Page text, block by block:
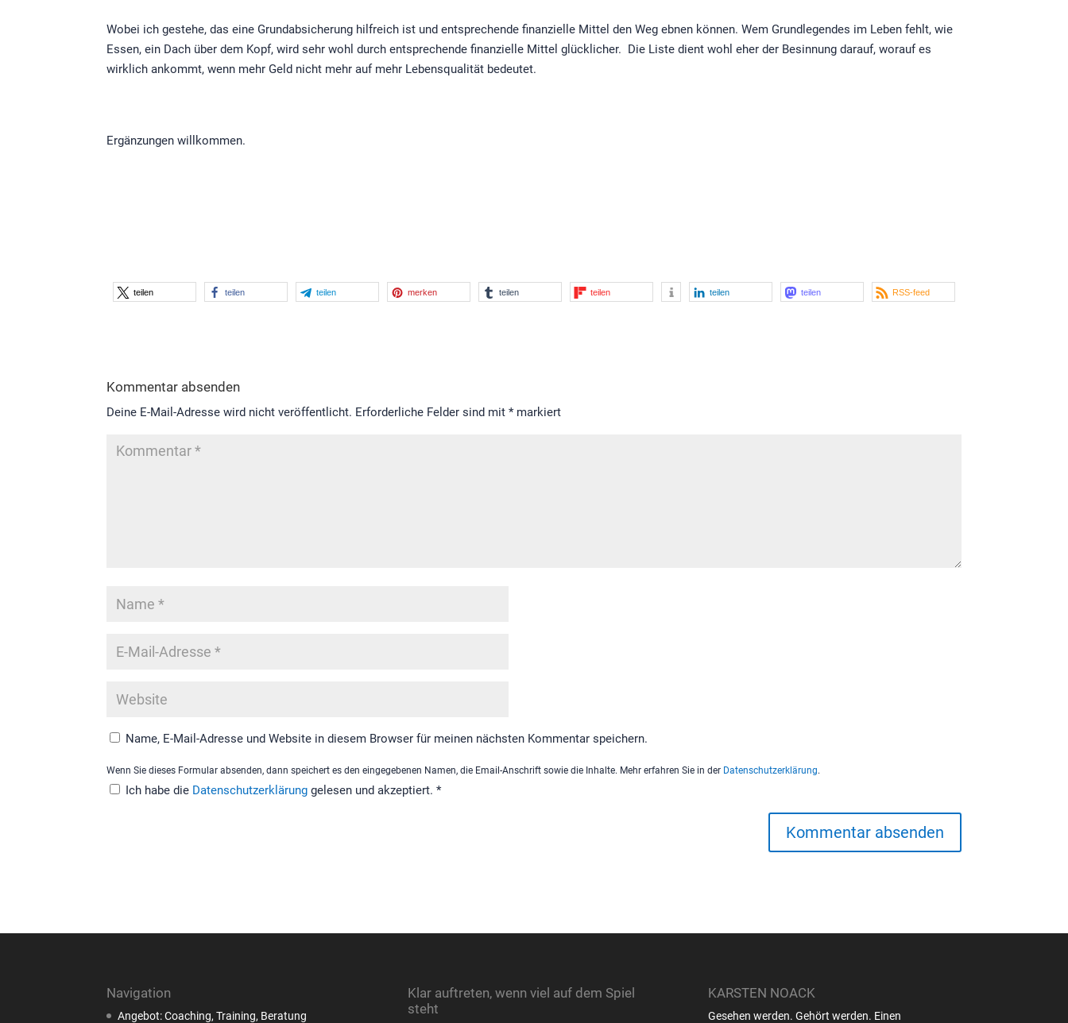
Wobei ich gestehe, das eine Grundabsicherung hilfreich ist und entsprechende finanzielle Mittel den Weg ebnen können. Wem Grundlegendes im Leben fehlt, wie
Essen, ein Dach über dem Kopf, wird sehr wohl durch entsprechende finanzielle Mittel glücklicher. Die Liste dient wohl eher der Besinnung darauf, worauf es
wirklich ankommt, wenn mehr Geld nicht mehr auf mehr Lebensqualität bedeutet.
Ergänzungen willkommen.
teilen teilen teilen merken teilen teilen teilen teilen RSS-feed
Kommentar absenden
Deine E-Mail-Adresse wird nicht veröffentlicht. Erforderliche Felder sind mit*markiert
Name, E-Mail-Adresse und Website in diesem Browser für meinen nächsten Kommentar speichern.
Wenn Sie dieses Formular absenden, dann speichert es den eingegebenen Namen, die Email-Anschrift sowie die Inhalte. Mehr erfahren Sie in der Datenschutzerklärung.
Ich habe die Datenschutzerklärunggelesen und akzeptiert. *
Navigation
Angebot: Coaching, Training, Beratung
Klar auftreten, wenn viel auf dem Spiel
steht
KARSTEN NOACK
Gesehen werden. Gehört werden. Einen